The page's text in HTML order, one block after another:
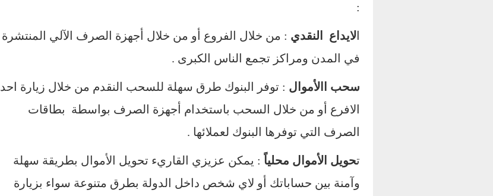
:
لايداع النقدي : من خلال الفروع أو من خلال أجهزة الصرف الآلي المنتشرة
في المدن ومراكز تجمع الناس الكبرى .
سحب االأموال : توفر البنوك طرق سهلة للسحب النقدم من خلال زيارة احد
الافرع أو من خلال السحب باستخدام أجهزة الصرف بواسطة بطاقات
الصرف التي توفرها البنوك لعملائها .
تحويل الأموال محلياً : يمكن عزيزي القاريء تحويل الأموال بطريقة سهلة
وآمنة بين حساباتك أو لاي شخص داخل الدولة بطرق متنوعة سواء بزيارة